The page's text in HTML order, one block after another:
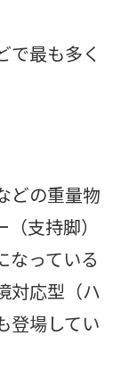
で最も多く
どの重量物
支持脚）
なっている
対応型（ハ
登場してい